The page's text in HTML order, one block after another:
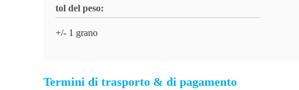
tol del peso:
+/- 1 grano
Termini di trasporto & di pagamento